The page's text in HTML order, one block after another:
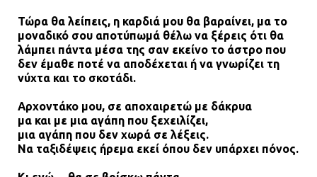
Τώρα θα λείπεις, η καρδιά μου θα βαραίνει, μα το
μοναδικό σου αποτύπωμά θέλω να ξέρεις ότι θα
λάμπει πάντα μέσα της σαν εκείνο το άστρο που
δεν έμαθε ποτέ να αποδέχεται ή να γνωρίζει τη
νύχτα και το σκοτάδι.
Αρχοντάκο μου, σε αποχαιρετώ με δάκρυα
μα και με μια αγάπη που ξεχειλίζει,
μια αγάπη που δεν χωρά σε λέξεις.
Να ταξιδέψεις ήρεμα εκεί όπου δεν υπάρχει πόνος.